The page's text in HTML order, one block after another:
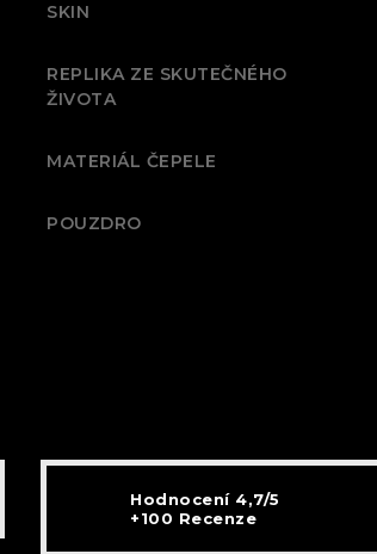
SKIN
REPLIKA ZE SKUTEČNÉHO
ŽIVOTA
MATERIÁL ČEPELE
POUZDRO
Hodnocení 4,7/5
+100 Recenze